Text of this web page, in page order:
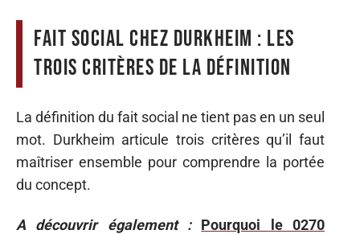
Fait social chez Durkheim : les
trois critères de la définition
La définition du fait social ne tient pas en un seul
mot. Durkheim articule trois critères qu’il faut
maîtriser ensemble pour comprendre la portée
du concept.
A découvrir également :
Pourquoi le 0270